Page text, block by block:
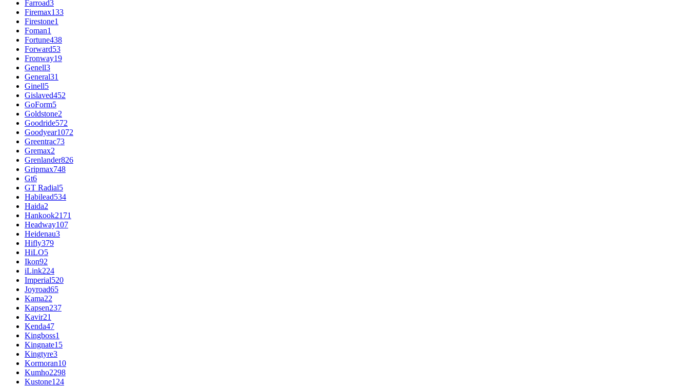
Farroad3
Firemax133
Firestone1
Foman1
Fortune438
Forward53
Fronway19
Genell3
General31
Ginell5
Gislaved452
GoForm5
Goldstone2
Goodride572
Goodyear1072
Greentrac73
Gremax2
Grenlander826
Gripmax748
Gt6
GT Radial5
Habilead534
Haida2
Hankook2171
Headway107
Heidenau3
Hifly379
HiLO5
Ikon92
iLink224
Imperial520
Joyroad65
Kama22
Kapsen237
Kavir21
Kenda47
Kingboss1
Kingnate15
Kingtyre3
Kormoran10
Kumho2298
Kustone124